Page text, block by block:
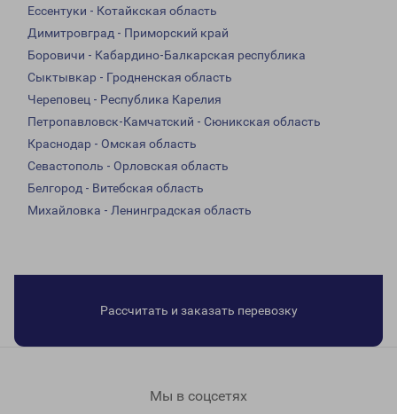
Ессентуки - Котайкская область
Димитровград - Приморский край
Боровичи - Кабардино-Балкарская республика
Сыктывкар - Гродненская область
Череповец - Республика Карелия
Петропавловск-Камчатский - Сюникская область
Краснодар - Омская область
Севастополь - Орловская область
Белгород - Витебская область
Михайловка - Ленинградская область
Рассчитать и заказать перевозку
Мы в соцсетях